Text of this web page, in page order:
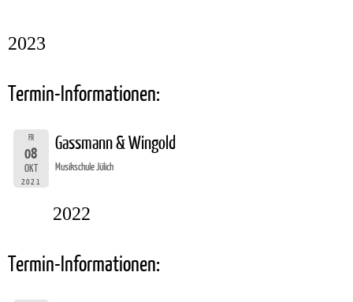
2023
Termin-Informationen:
FR
08
OKT
2021
Gassmann & Wingold
Musikschule Jülich
2022
Termin-Informationen: